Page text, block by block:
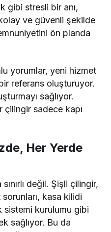
gibi stresli bir anı,
ve güvenli şekilde
ön planda
yorumlar, yeni hizmet
referans oluşturuyor.
sağlıyor.
çilingir sadece kapı
Her Yerde
değil. Şişli çilingir,
kasa kilidi
sistemi kurulumu gibi
sağlıyor. Bu da